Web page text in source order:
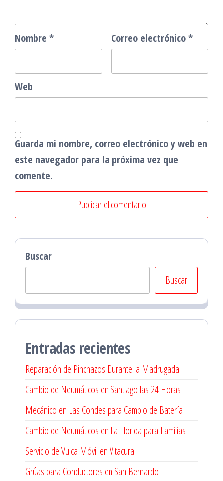
Nombre * Correo electrónico*
Web
Guarda mi nombre, correo electrónico y web en
este navegador para la próxima vez que
comente.
Buscar
Buscar
Entradas recientes
Reparación de Pinchazos Durante la Madrugada
Cambio de Neumáticos en Santiago las 24 Horas
Mecánico en Las Condes para Cambio de Batería
Cambio de Neumáticos en La Florida para Familias
Servicio de Vulca Móvil en Vitacura
Grúas para Conductores en San Bernardo